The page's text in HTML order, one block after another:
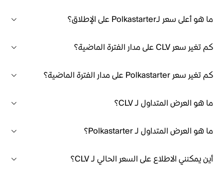
ما هو أعلى سعر لـPolkastarter على الإطلاق؟
كم تغير سعر CLV على مدار الفترة الماضية؟
كم تغير سعر Polkastarter على مدار الفترة الماضية؟
ما هو العرض المتداول لـ CLV؟
ما هو العرض المتداول لـ Polkastarter؟
أين يمكنني الاطلاع على السعر الحالي لـ CLV؟